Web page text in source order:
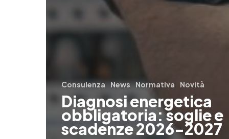
Consulenza News Normativa Novità
Diagnosi energetica
obbligatoria: soglie e
scadenze 2026-2027